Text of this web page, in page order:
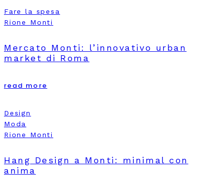
Fare la spesa
Rione Monti
Mercato Monti: l’innovativo urban
market di Roma
read more
Design
Moda
Rione Monti
Hang Design a Monti: minimal con
anima